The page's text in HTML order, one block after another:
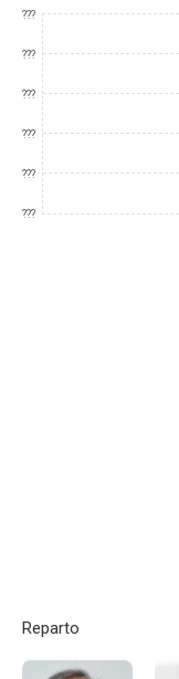
???
???
???
???
???
???
Reparto